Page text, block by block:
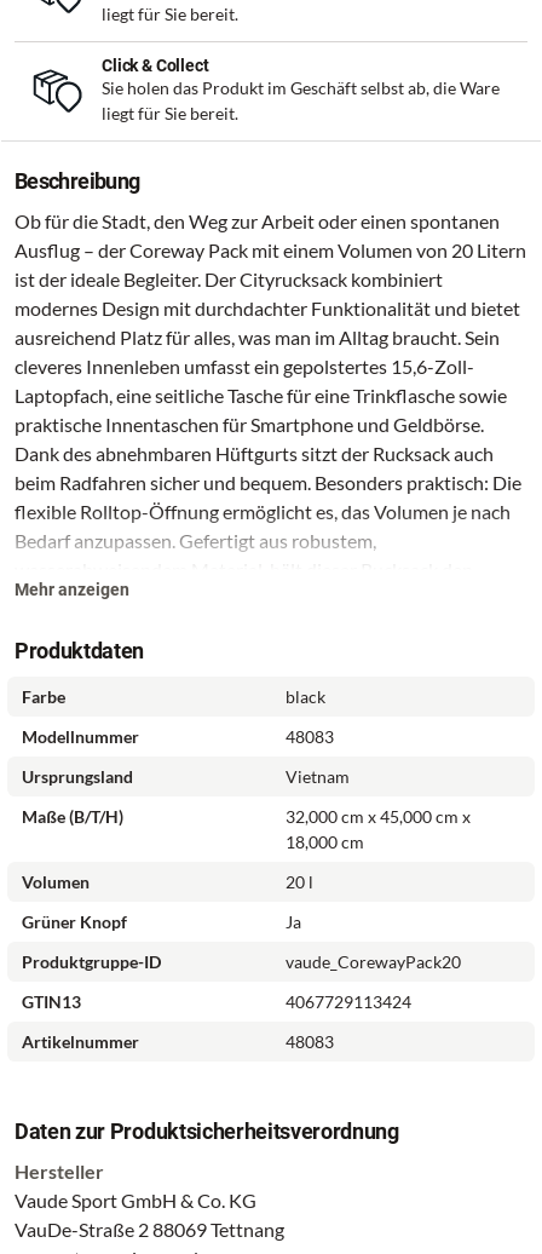
liegt für Sie bereit.
Click & Collect
Sie holen das Produkt im Geschäft selbst ab, die Ware
liegt für Sie bereit.
Beschreibung
Ob für die Stadt, den Weg zur Arbeit oder einen spontanen
Ausflug – der Coreway Pack mit einem Volumen von 20 Litern
ist der ideale Begleiter. Der Cityrucksack kombiniert
modernes Design mit durchdachter Funktionalität und bietet
ausreichend Platz für alles, was man im Alltag braucht. Sein
cleveres Innenleben umfasst ein gepolstertes 15,6-Zoll-
Laptopfach, eine seitliche Tasche für eine Trinkflasche sowie
praktische Innentaschen für Smartphone und Geldbörse.
Dank des abnehmbaren Hüftgurts sitzt der Rucksack auch
beim Radfahren sicher und bequem. Besonders praktisch: Die
flexible Rolltop-Öffnung ermöglicht es, das Volumen je nach
Bedarf anzupassen. Gefertigt aus robustem,
Herausforderungen des täglichen Lebens mühelos stand. Der
orangefarbene Markierung bedeutet, dass der betroffene Teil
ausgerüstet.
schnellen Zugriff, separates, gepolstertes Laptopfach
cm, innere Einsteckfächer, Flaschenhalter, seitliche
Außentaschen, hinteres Reißverschluss-Fach, oberer
Körperkontakt Rücken, Schulterträger gepolstert,
längenverstellbar, abnehmbarer Gurtband-Hüftgurt
übersichtliches Hauptfach
Notebookfach für 15,6'' 38,5 x 27 x 2,5 cm
Mehr anzeigen
Produktdaten
Farbe
black
Modellnummer
48083
Ursprungsland
Vietnam
Maße (B/T/H)
32,000 cm x 45,000 cm x
18,000 cm
Volumen
20 l
Grüner Knopf
Ja
Produktgruppe-ID
vaude_CorewayPack20
GTIN13
4067729113424
Artikelnummer
48083
Daten zur Produktsicherheitsverordnung
Hersteller
Vaude Sport GmbH & Co. KG
VauDe-Straße 2 88069 Tettnang